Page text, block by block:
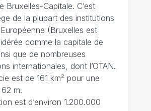
Bruxelles-Capitale. C’est
de la plupart des institutions
(Bruxelles est
comme la capitale de
que de nombreuses
internationales, dont l’OTAN.
est de 161 km² pour une
m.
est d’environ 1.200.000